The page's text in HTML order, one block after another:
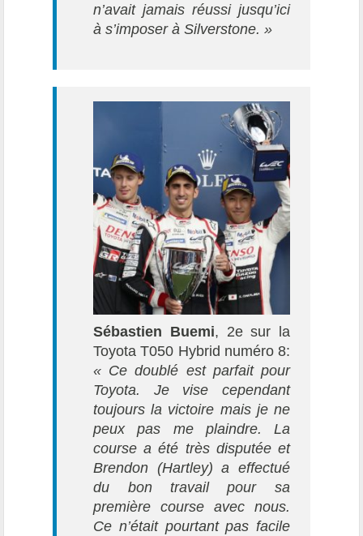
n’avait jamais réussi jusqu’ici
à s’imposer à Silverstone. »
Sébastien Buemi, 2e sur la
Toyota T050 Hybrid numéro 8:
« Ce doublé est parfait pour
Toyota. Je vise cependant
toujours la victoire mais je ne
peux pas me plaindre. La
course a été très disputée et
Brendon (Hartley) a effectué
du bon travail pour sa
première course avec nous.
Ce n’était pourtant pas facile